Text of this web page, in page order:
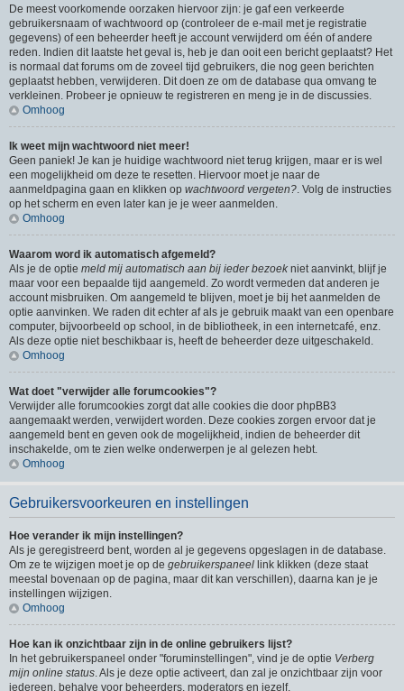
De meest voorkomende oorzaken hiervoor zijn: je gaf een verkeerde
gebruikersnaam of wachtwoord op (controleer de e-mail met je registratie
gegevens) of een beheerder heeft je account verwijderd om één of andere
reden. Indien dit laatste het geval is, heb je dan ooit een bericht geplaatst? Het
is normaal dat forums om de zoveel tijd gebruikers, die nog geen berichten
geplaatst hebben, verwijderen. Dit doen ze om de database qua omvang te
verkleinen. Probeer je opnieuw te registreren en meng je in de discussies.
Omhoog
Ik weet mijn wachtwoord niet meer!
Geen paniek! Je kan je huidige wachtwoord niet terug krijgen, maar er is wel
een mogelijkheid om deze te resetten. Hiervoor moet je naar de
aanmeldpagina gaan en klikken op wachtwoord vergeten?. Volg de instructies
op het scherm en even later kan je je weer aanmelden.
Omhoog
Waarom word ik automatisch afgemeld?
Als je de optie meld mij automatisch aan bij ieder bezoek niet aanvinkt, blijf je
maar voor een bepaalde tijd aangemeld. Zo wordt vermeden dat anderen je
account misbruiken. Om aangemeld te blijven, moet je bij het aanmelden de
optie aanvinken. We raden dit echter af als je gebruik maakt van een openbare
computer, bijvoorbeeld op school, in de bibliotheek, in een internetcafé, enz.
Als deze optie niet beschikbaar is, heeft de beheerder deze uitgeschakeld.
Omhoog
Wat doet "verwijder alle forumcookies"?
Verwijder alle forumcookies zorgt dat alle cookies die door phpBB3
aangemaakt werden, verwijdert worden. Deze cookies zorgen ervoor dat je
aangemeld bent en geven ook de mogelijkheid, indien de beheerder dit
inschakelde, om te zien welke onderwerpen je al gelezen hebt.
Omhoog
Gebruikersvoorkeuren en instellingen
Hoe verander ik mijn instellingen?
Als je geregistreerd bent, worden al je gegevens opgeslagen in de database.
Om ze te wijzigen moet je op de gebruikerspaneel link klikken (deze staat
meestal bovenaan op de pagina, maar dit kan verschillen), daarna kan je je
instellingen wijzigen.
Omhoog
Hoe kan ik onzichtbaar zijn in de online gebruikers lijst?
In het gebruikerspaneel onder "foruminstellingen", vind je de optie Verberg
mijn online status. Als je deze optie activeert, dan zal je onzichtbaar zijn voor
iedereen, behalve voor beheerders, moderators en jezelf.